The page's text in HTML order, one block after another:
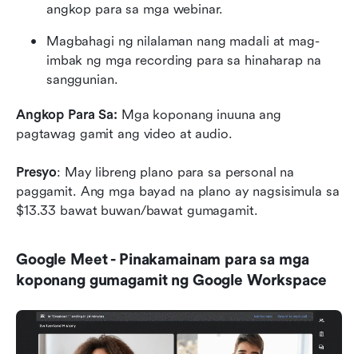
angkop para sa mga webinar.
Magbahagi ng nilalaman nang madali at mag-
imbak ng mga recording para sa hinaharap na
sanggunian.
Angkop Para Sa: Mga koponang inuuna ang
pagtawag gamit ang video at audio.
Presyo: May libreng plano para sa personal na
paggamit. Ang mga bayad na plano ay nagsisimula sa
$13.33 bawat buwan/bawat gumagamit.
Google Meet - Pinakamainam para sa mga
koponang gumagamit ng Google Workspace